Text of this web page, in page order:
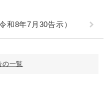
和8年7月30告示）
の一覧